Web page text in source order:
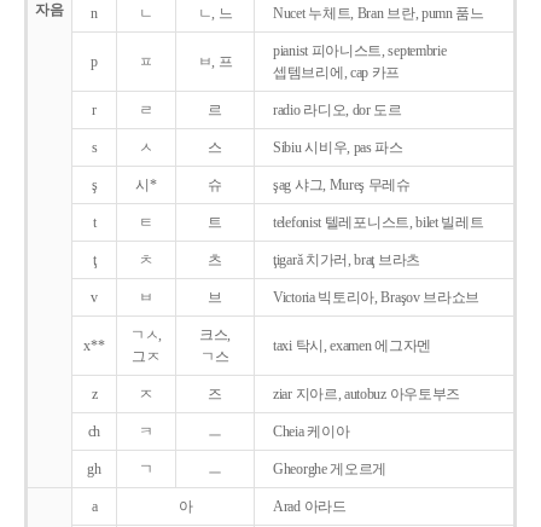
자음 n ㄴ ㄴ, 느 Nucet 누체트, Bran 브란, pumn 품느
p ㅍ ㅂ, 프
pianist 피아니스트, septembrie
셉템브리에, cap 카프
r ㄹ 르 radio 라디오, dor 도르
s ㅅ 스 Sibiu 시비우, pas 파스
ş 시* 슈 şag 샤그, Mureş 무레슈
t ㅌ 트 telefonist 텔레포니스트, bilet 빌레트
ţ ㅊ 츠 ţigarǎ 치가러, braţ 브라츠
v ㅂ 브 Victoria 빅토리아, Braşov 브라쇼브
x**
ㄱㅅ,
그ㅈ
크스,
ㄱ스
taxi 탁시, examen 에그자멘
z ㅈ 즈 ziar 지아르, autobuz 아우토부즈
ch ㅋ ㅡ Cheia 케이아
gh ㄱ ㅡ Gheorghe 게오르게
a 아 Arad 아라드